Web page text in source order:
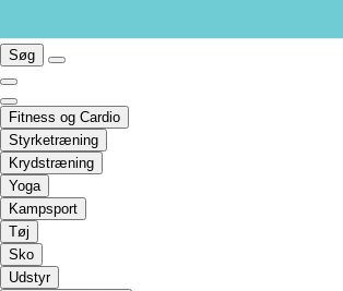
Søg
Fitness og Cardio
Styrketræning
Krydstræning
Yoga
Kampsport
Tøj
Sko
Udstyr